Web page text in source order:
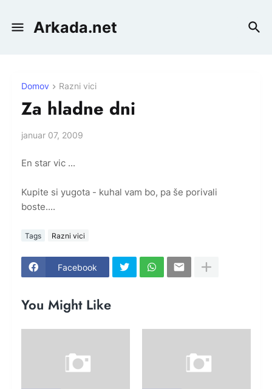
Arkada.net
Domov Razni vici
Za hladne dni
januar 07, 2009
En star vic ...
Kupite si yugota - kuhal vam bo, pa še porivali
boste....
Tags Razni vici
Facebook
You Might Like